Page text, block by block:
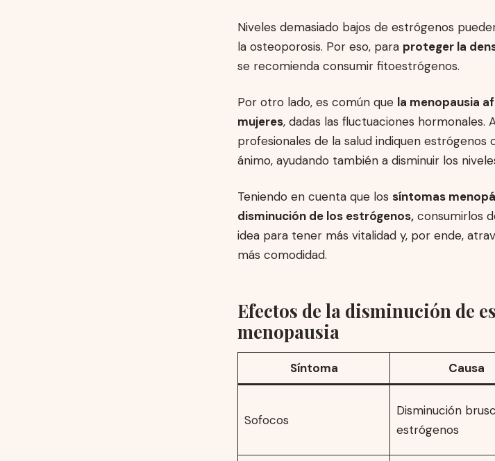
Niveles demasiado bajos de estrógenos
la osteoporosis. Por eso, para proteger la
se recomienda consumir fitoestrógenos.
Por otro lado, es común que la menopausia
mujeres, dadas las fluctuaciones hormonales.
profesionales de la salud indiquen
ánimo, ayudando también a disminuir los
Teniendo en cuenta que los síntomas
disminución de los estrógenos, consumirlos
idea para tener más vitalidad y, por ende,
más comodidad.
Efectos de la disminución de
menopausia
Síntoma Causa
Sofocos
Disminución
estrógenos